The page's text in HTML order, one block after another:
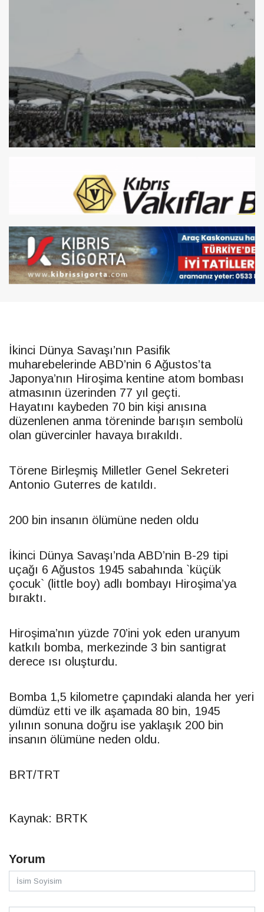
İkinci Dünya Savaşı’nın Pasifik
muharebelerinde ABD’nin 6 Ağustos’ta
Japonya’nın Hiroşima kentine atom bombası
atmasının üzerinden 77 yıl geçti.
Hayatını kaybeden 70 bin kişi anısına
düzenlenen anma töreninde barışın sembolü
olan güvercinler havaya bırakıldı.
Törene Birleşmiş Milletler Genel Sekreteri
Antonio Guterres de katıldı.
200 bin insanın ölümüne neden oldu
İkinci Dünya Savaşı’nda ABD’nin B-29 tipi
uçağı 6 Ağustos 1945 sabahında `küçük
çocuk` (little boy) adlı bombayı Hiroşima’ya
bıraktı.
Hiroşima’nın yüzde 70’ini yok eden uranyum
katkılı bomba, merkezinde 3 bin santigrat
derece ısı oluşturdu.
Bomba 1,5 kilometre çapındaki alanda her yeri
dümdüz etti ve ilk aşamada 80 bin, 1945
yılının sonuna doğru ise yaklaşık 200 bin
insanın ölümüne neden oldu.
BRT/TRT
Kaynak: BRTK
Yorum